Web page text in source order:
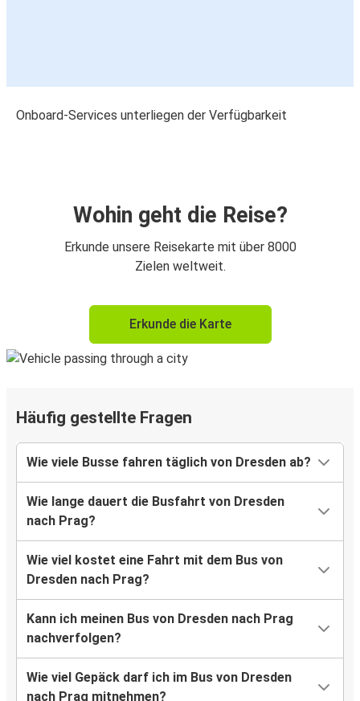
Onboard-Services unterliegen der Verfügbarkeit
Wohin geht die Reise?
Erkunde unsere Reisekarte mit über 8000
Zielen weltweit.
Erkunde die Karte
Häufig gestellte Fragen
Wie viele Busse fahren täglich von Dresden ab?
Wie lange dauert die Busfahrt von Dresden
nach Prag?
Wie viel kostet eine Fahrt mit dem Bus von
Dresden nach Prag?
Kann ich meinen Bus von Dresden nach Prag
nachverfolgen?
Wie viel Gepäck darf ich im Bus von Dresden
nach Prag mitnehmen?